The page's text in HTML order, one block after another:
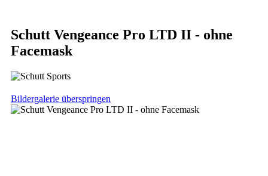
Schutt Vengeance Pro LTD II - ohne
Facemask
Bildergalerie überspringen